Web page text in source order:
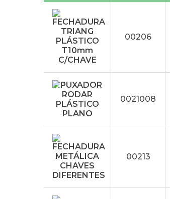
00206
0021008
00213